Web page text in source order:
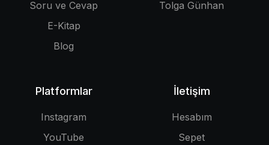
Soru ve Cevap
E-Kitap
Blog
Tolga Günhan
Platformlar
Instagram
YouTube
İletişim
Hesabım
Sepet